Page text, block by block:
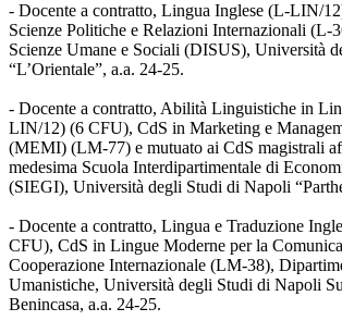
- Docente a contratto, Lingua Inglese (L-LIN/
Scienze Politiche e Relazioni Internazionali (L-
Scienze Umane e Sociali (DISUS), Università
“L’Orientale”, a.a. 24-25.
- Docente a contratto, Abilità Linguistiche in
LIN/12) (6 CFU), CdS in Marketing e
(MEMI) (LM-77) e mutuato ai CdS magistrali
medesima Scuola Interdipartimentale di
(SIEGI), Università degli Studi di Napoli
- Docente a contratto, Lingua e Traduzione
CFU), CdS in Lingue Moderne per la
Cooperazione Internazionale (LM-38),
Umanistiche, Università degli Studi di Napoli
Benincasa, a.a. 24-25.